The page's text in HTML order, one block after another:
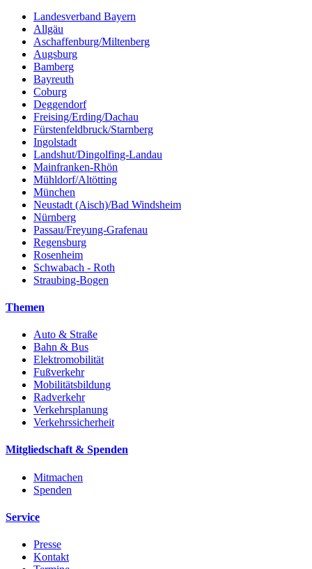
Landesverband Bayern
Allgäu
Aschaffenburg/Miltenberg
Augsburg
Bamberg
Bayreuth
Coburg
Deggendorf
Freising/Erding/Dachau
Fürstenfeldbruck/Starnberg
Ingolstadt
Landshut/Dingolfing-Landau
Mainfranken-Rhön
Mühldorf/Altötting
München
Neustadt (Aisch)/Bad Windsheim
Nürnberg
Passau/Freyung-Grafenau
Regensburg
Rosenheim
Schwabach - Roth
Straubing-Bogen
Themen
Auto & Straße
Bahn & Bus
Elektromobilität
Fußverkehr
Mobilitätsbildung
Radverkehr
Verkehrsplanung
Verkehrssicherheit
Mitgliedschaft & Spenden
Mitmachen
Spenden
Service
Presse
Kontakt